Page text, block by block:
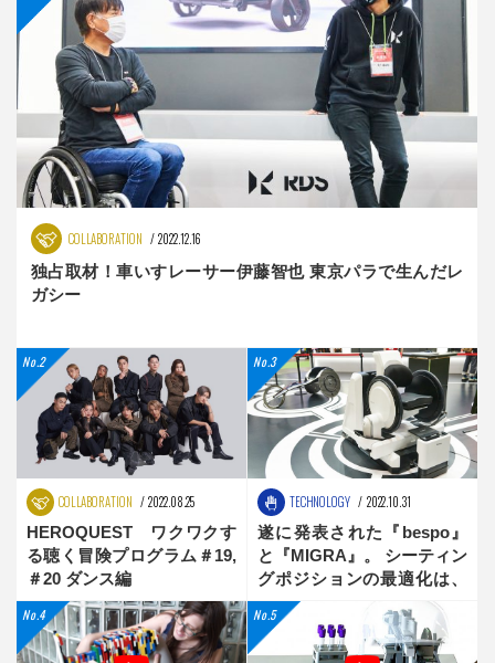
COLLABORATION 2022.12.16
独占取材！車いすレーサー伊藤智也 東京パラで生んだレ
ガシー
COLLABORATION 2022.08.25
HEROQUEST ワクワクす
る聴く冒険プログラム＃19,
＃20 ダンス編
TECHNOLOGY 2022.10.31
遂に発表された『bespo』
と『MIGRA』。 シーティン
グポジションの最適化は、
新時代へ